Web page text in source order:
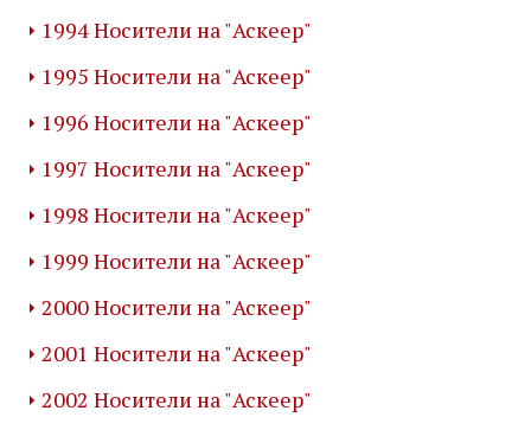
1994 Носители на "Аскеер"
1995 Носители на "Аскеер"
1996 Носители на "Аскеер"
1997 Носители на "Аскеер"
1998 Носители на "Аскеер"
1999 Носители на "Аскеер"
2000 Носители на "Аскеер"
2001 Носители на "Аскеер"
2002 Носители на "Аскеер"